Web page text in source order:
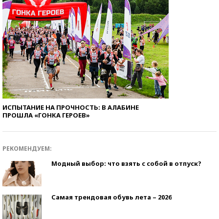
ИСПЫТАНИЕ НА ПРОЧНОСТЬ: В АЛАБИНЕ
ПРОШЛА «ГОНКА ГЕРОЕВ»
РЕКОМЕНДУЕМ:
Модный выбор: что взять с собой в отпуск?
Самая трендовая обувь лета – 2026